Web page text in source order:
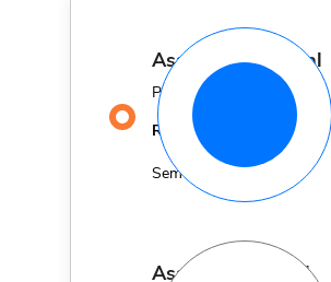
assinatura mensal
Por apenas
R$
29,90 MÊS
Sem fidelidade
assinatura anual